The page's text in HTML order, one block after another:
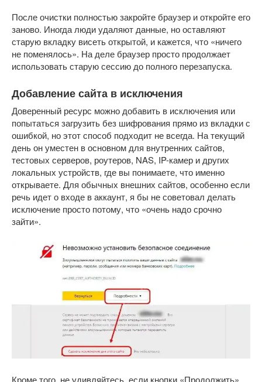
После очистки полностью закройте браузер и откройте его
заново. Иногда люди удаляют данные, но оставляют
старую вкладку висеть открытой, и кажется, что «ничего
не поменялось». На деле браузер просто продолжает
использовать старую сессию до полного перезапуска.
Добавление сайта в исключения
Доверенный ресурс можно добавить в исключения или
попытаться загрузить без шифрования прямо из вкладки с
ошибкой, но этот способ подходит не всегда. На текущий
день он уместен в основном для внутренних сайтов,
тестовых серверов, роутеров, NAS, IP-камер и других
локальных устройств, где вы понимаете, что именно
открываете. Для обычных внешних сайтов, особенно если
речь идет о входе в аккаунт, я бы не советовал делать
исключение просто потому, что «очень надо срочно
зайти».
Кроме того, не удивляйтесь, если кнопки «Продолжить»